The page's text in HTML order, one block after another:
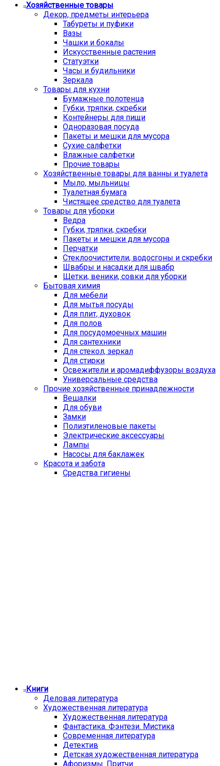
Хозяйственные товары
Декор, предметы интерьера
Табуреты и пуфики
Вазы
Чашки и бокалы
Искусственные растения
Статуэтки
Часы и будильники
Зеркала
Товары для кухни
Бумажные полотенца
Губки, тряпки, скребки
Контейнеры для пищи
Одноразовая посуда
Пакеты и мешки для мусора
Сухие салфетки
Влажные салфетки
Прочие товары
Хозяйственные товары для ванны и туалета
Мыло, мыльницы
Туалетная бумага
Чистящее средство для туалета
Товары для уборки
Ведра
Губки, тряпки, скребки
Пакеты и мешки для мусора
Перчатки
Стеклоочистители, водосгоны и скребки
Швабры и насадки для швабр
Щетки, веники, совки для уборки
Бытовая химия
Для мебели
Для мытья посуды
Для плит, духовок
Для полов
Для посудомоечных машин
Для сантехники
Для стекол, зеркал
Для стирки
Освежители и аромадиффузоры воздуха
Универсальные средства
Прочие хозяйственные принадлежности
Вешалки
Для обуви
Замки
Полиэтиленовые пакеты
Электрические аксессуары
Лампы
Насосы для баклажек
Красота и забота
Средства гигиены
Книги
Деловая литература
Художественная литература
Художественная литература
Фантастика. Фэнтези. Мистика
Современная литература
Детектив
Детская художественная литература
Афоризмы. Притчи